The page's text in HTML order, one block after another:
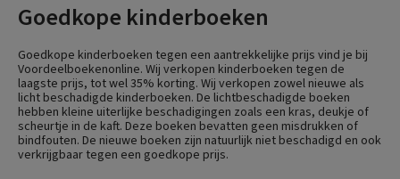
Goedkope kinderboeken
Goedkope kinderboeken tegen een aantrekkelijke prijs vind je bij
Voordeelboekenonline. Wij verkopen kinderboeken tegen de
laagste prijs, tot wel 35% korting. Wij verkopen zowel nieuwe als
licht beschadigde kinderboeken. De lichtbeschadigde boeken
hebben kleine uiterlijke beschadigingen zoals een kras, deukje of
scheurtje in de kaft. Deze boeken bevatten geen misdrukken of
bindfouten. De nieuwe boeken zijn natuurlijk niet beschadigd en ook
verkrijgbaar tegen een goedkope prijs.